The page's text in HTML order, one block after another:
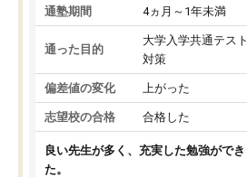
通塾期間 4ヵ月～1年未満
通った目的
大学入学共通テスト
対策
偏差値の変化 上がった
志望校の合格 合格した
良い先生が多く、充実した勉強ができ
た。